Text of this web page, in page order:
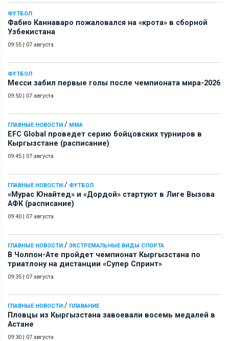
ФУТБОЛ
Фабио Каннаваро пожаловался на «крота» в сборной
Узбекистана
09:55 | 07 августа
ФУТБОЛ
Месси забил первые голы после чемпионата мира-2026
09:50 | 07 августа
ГЛАВНЫЕ НОВОСТИ / ММА
EFC Global проведет серию бойцовских турниров в
Кыргызстане (расписание)
09:45 | 07 августа
ГЛАВНЫЕ НОВОСТИ / ФУТБОЛ
«Мурас Юнайтед» и «Дордой» стартуют в Лиге Вызова
АФК (расписание)
09:40 | 07 августа
ГЛАВНЫЕ НОВОСТИ / ЭКСТРЕМАЛЬНЫЕ ВИДЫ СПОРТА
В Чолпон-Ате пройдет чемпионат Кыргызстана по
триатлону на дистанции «Супер Спринт»
09:35 | 07 августа
ГЛАВНЫЕ НОВОСТИ / ПЛАВАНИЕ
Пловцы из Кыргызстана завоевали восемь медалей в
Астане
09:30 | 07 августа